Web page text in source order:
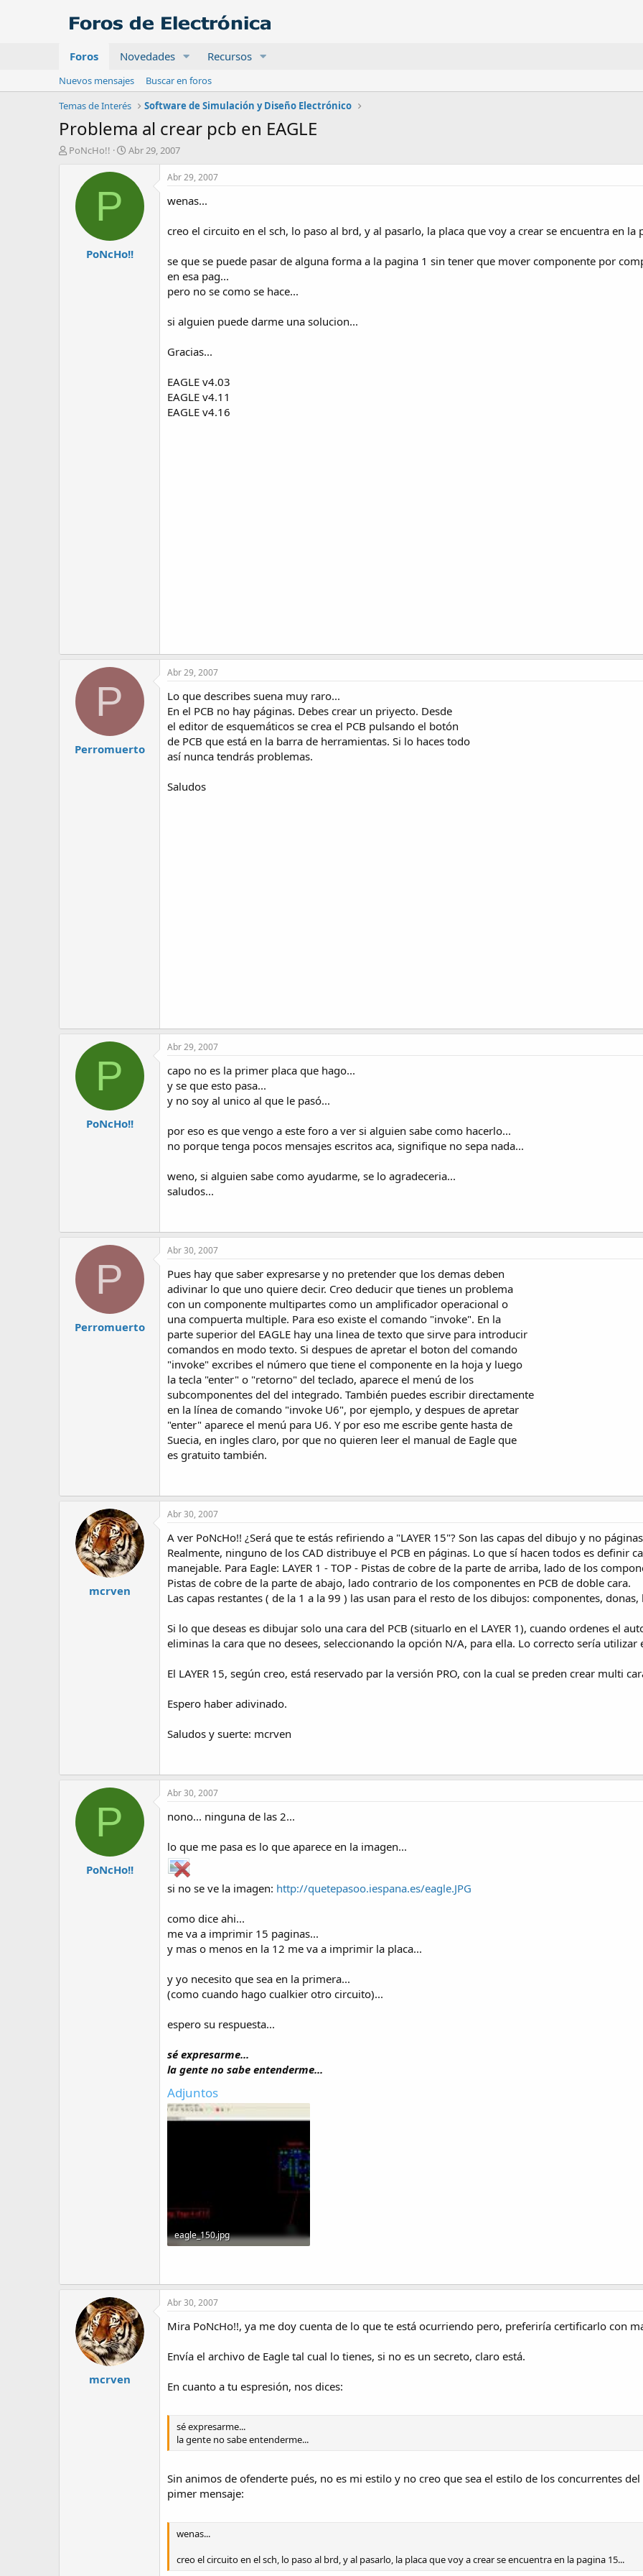
Foros Novedades Recursos
Nuevos mensajes
Buscar en foros
Temas de Interés
Software de Simulación y Diseño Electrónico
Problema al crear pcb en EAGLE
A
PoNcHo!!
F
c
i
n
Abr 29, 2007
P
PoNcHo!!
Abr 29, 2007
wenas...
creo el circuito en el sch, lo paso al brd, y al pasarlo, la placa que voy a crear se encuentra en la
se que se puede pasar de alguna forma a la pagina 1 sin tener que mover componente por
en esa pag...
pero no se como se hace...
si alguien puede darme una solucion...
Gracias...
EAGLE v4.03
EAGLE v4.11
EAGLE v4.16
P
Perromuerto
Abr 29, 2007
Lo que describes suena muy raro...
En el PCB no hay páginas. Debes crear un priyecto. Desde
el editor de esquemáticos se crea el PCB pulsando el botón
de PCB que está en la barra de herramientas. Si lo haces todo
así nunca tendrás problemas.
Saludos
P
PoNcHo!!
Abr 29, 2007
capo no es la primer placa que hago...
y se que esto pasa...
y no soy al unico al que le pasó...
por eso es que vengo a este foro a ver si alguien sabe como hacerlo...
no porque tenga pocos mensajes escritos aca, signifique no sepa nada...
weno, si alguien sabe como ayudarme, se lo agradeceria...
saludos...
P
Perromuerto
Abr 30, 2007
Pues hay que saber expresarse y no pretender que los demas deben
adivinar lo que uno quiere decir. Creo deducir que tienes un problema
con un componente multipartes como un amplificador operacional o
una compuerta multiple. Para eso existe el comando "invoke". En la
parte superior del EAGLE hay una linea de texto que sirve para introducir
comandos en modo texto. Si despues de apretar el boton del comando
"invoke" excribes el número que tiene el componente en la hoja y luego
la tecla "enter" o "retorno" del teclado, aparece el menú de los
subcomponentes del del integrado. También puedes escribir directamente
en la línea de comando "invoke U6", por ejemplo, y despues de apretar
"enter" aparece el menú para U6. Y por eso me escribe gente hasta de
Suecia, en ingles claro, por que no quieren leer el manual de Eagle que
es gratuito también.
mcrven
Abr 30, 2007
A ver PoNcHo!! ¿Será que te estás refiriendo a "LAYER 15"? Son las capas del dibujo y no
Realmente, ninguno de los CAD distribuye el PCB en páginas. Lo que sí hacen todos es definir
manejable. Para Eagle: LAYER 1 - TOP - Pistas de cobre de la parte de arriba, lado de los
Pistas de cobre de la parte de abajo, lado contrario de los componentes en PCB de doble cara.
Las capas restantes ( de la 1 a la 99 ) las usan para el resto de los dibujos: componentes,
Si lo que deseas es dibujar solo una cara del PCB (situarlo en el LAYER 1), cuando ordenes el
eliminas la cara que no desees, seleccionando la opción N/A, para ella. Lo correcto sería utilizar
El LAYER 15, según creo, está reservado par la versión PRO, con la cual se preden crear multi
Espero haber adivinado.
Saludos y suerte: mcrven
P
PoNcHo!!
Abr 30, 2007
nono... ninguna de las 2...
lo que me pasa es lo que aparece en la imagen...
si no se ve la imagen: http://quetepasoo.iespana.es/eagle.JPG
como dice ahi...
me va a imprimir 15 paginas...
y mas o menos en la 12 me va a imprimir la placa...
y yo necesito que sea en la primera...
(como cuando hago cualkier otro circuito)...
espero su respuesta...
sé expresarme...
la gente no sabe entenderme...
Adjuntos
eagle_150.jpg
mcrven
Abr 30, 2007
Mira PoNcHo!!, ya me doy cuenta de lo que te está ocurriendo pero, preferiría certificarlo con
Envía el archivo de Eagle tal cual lo tienes, si no es un secreto, claro está.
En cuanto a tu espresión, nos dices:
sé expresarme...
la gente no sabe entenderme...
Sin animos de ofenderte pués, no es mi estilo y no creo que sea el estilo de los concurrentes
pimer mensaje:
wenas...
creo el circuito en el sch, lo paso al brd, y al pasarlo, la placa que voy a crear se encuentra en la pagina 15...